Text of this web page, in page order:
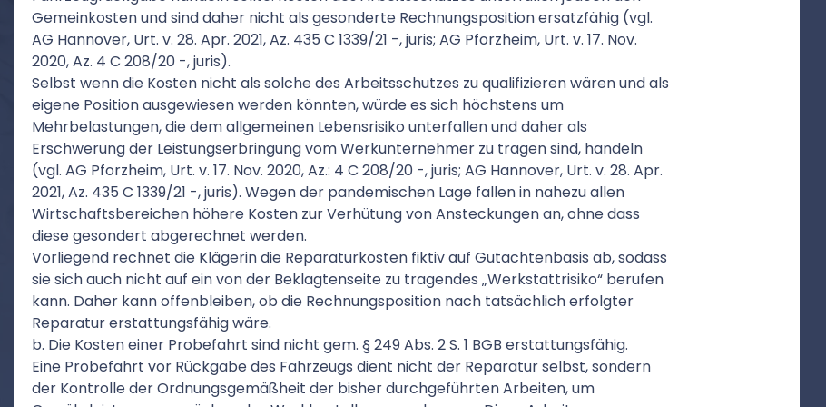
Gemeinkosten und sind daher nicht als gesonderte Rechnungsposition ersatzfähig (vgl.
AG Hannover, Urt. v. 28. Apr. 2021, Az. 435 C 1339/21 -, juris; AG Pforzheim, Urt. v. 17. Nov.
2020, Az. 4 C 208/20 -, juris).
Selbst wenn die Kosten nicht als solche des Arbeitsschutzes zu qualifizieren wären und als
eigene Position ausgewiesen werden könnten, würde es sich höchstens um
Mehrbelastungen, die dem allgemeinen Lebensrisiko unterfallen und daher als
Erschwerung der Leistungserbringung vom Werkunternehmer zu tragen sind, handeln
(vgl. AG Pforzheim, Urt. v. 17. Nov. 2020, Az.: 4 C 208/20 -, juris; AG Hannover, Urt. v. 28. Apr.
2021, Az. 435 C 1339/21 -, juris). Wegen der pandemischen Lage fallen in nahezu allen
Wirtschaftsbereichen höhere Kosten zur Verhütung von Ansteckungen an, ohne dass
diese gesondert abgerechnet werden.
Vorliegend rechnet die Klägerin die Reparaturkosten fiktiv auf Gutachtenbasis ab, sodass
sie sich auch nicht auf ein von der Beklagtenseite zu tragendes „Werkstattrisiko“ berufen
kann. Daher kann offenbleiben, ob die Rechnungsposition nach tatsächlich erfolgter
Reparatur erstattungsfähig wäre.
b. Die Kosten einer Probefahrt sind nicht gem. § 249 Abs. 2 S. 1 BGB erstattungsfähig.
Eine Probefahrt vor Rückgabe des Fahrzeugs dient nicht der Reparatur selbst, sondern
der Kontrolle der Ordnungsgemäßheit der bisher durchgeführten Arbeiten, um